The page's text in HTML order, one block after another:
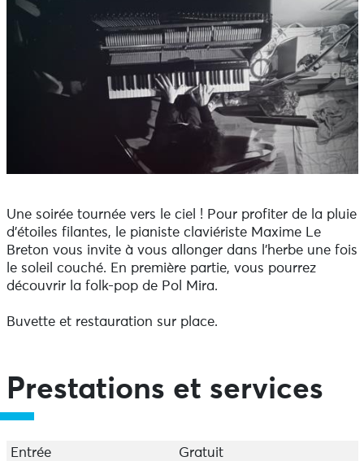
Une soirée tournée vers le ciel ! Pour profiter de la pluie
d’étoiles filantes, le pianiste claviériste Maxime Le
Breton vous invite à vous allonger dans l’herbe une fois
le soleil couché. En première partie, vous pourrez
découvrir la folk-pop de Pol Mira.
Buvette et restauration sur place.
Prestations et services
Entrée Gratuit